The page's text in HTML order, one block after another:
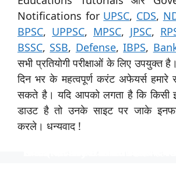
Notifications for UPSC, CDS,
BPSC, UPPSC, MPSC, JPSC,
BSSC, SSB, Defense,IBPS,
सभी प्रतियोगी परीक्षाओं के लिए
दिन भर के महत्वपूर्ण करंट अफेयर्स हमारे
सकते है। यदि आपको लगता है कि किसी
डाउट है तो उनके साइट पर जाके
करले। धन्यवाद !